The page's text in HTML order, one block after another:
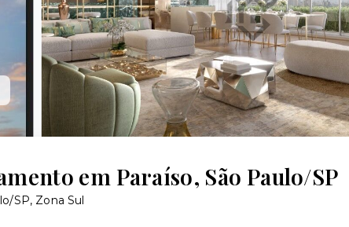
em Paraíso, São Paulo/SP
SP, Zona Sul